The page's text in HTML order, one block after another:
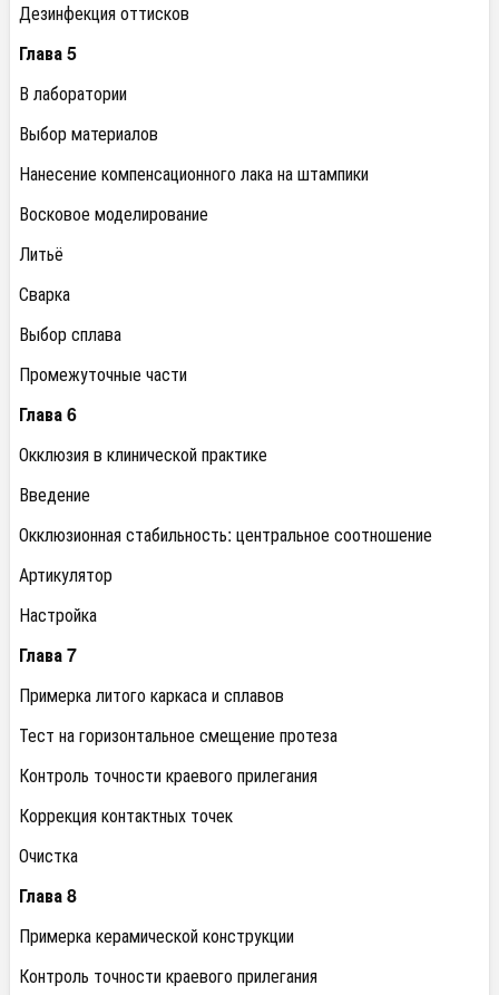
Дезинфекция оттисков
Глава 5
В лаборатории
Выбор материалов
Нанесение компенсационного лака на штампики
Восковое моделирование
Литьё
Сварка
Выбор сплава
Промежуточные части
Глава 6
Окклюзия в клинической практике
Введение
Окклюзионная стабильность: центральное соотношение
Артикулятор
Настройка
Глава 7
Примерка литого каркаса и сплавов
Тест на горизонтальное смещение протеза
Контроль точности краевого прилегания
Коррекция контактных точек
Очистка
Глава 8
Примерка керамической конструкции
Контроль точности краевого прилегания